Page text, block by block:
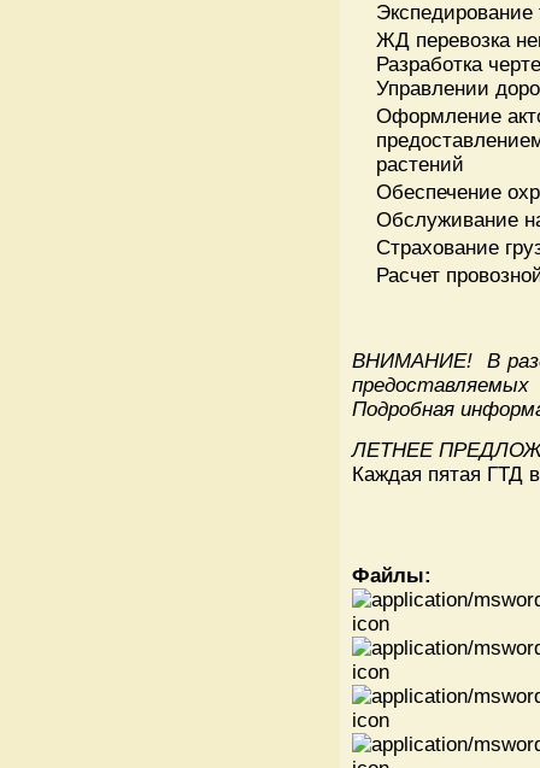
Экспедирование
ЖД перевозка
Разработка
Управлении
Оформление
растений
Обеспечение
Обслуживание
Страхование
Расчет
ВНИМАНИЕ!
В
Подробная
ЛЕТНЕЕ
Каждая пятая ГТД
Файлы: